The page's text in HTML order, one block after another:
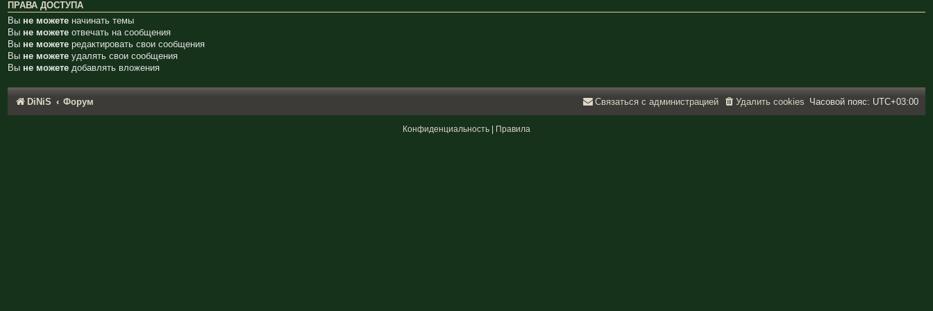
ПРАВА ДОСТУПА
Вы не можете начинать темы
Вы не можете отвечать на сообщения
Вы не можете редактировать свои сообщения
Вы не можете удалять свои сообщения
Вы не можете добавлять вложения
DiNiS Форум Часовой пояс: UTC+03:00
Удалить cookies
Связаться с администрацией
Конфиденциальность | Правила